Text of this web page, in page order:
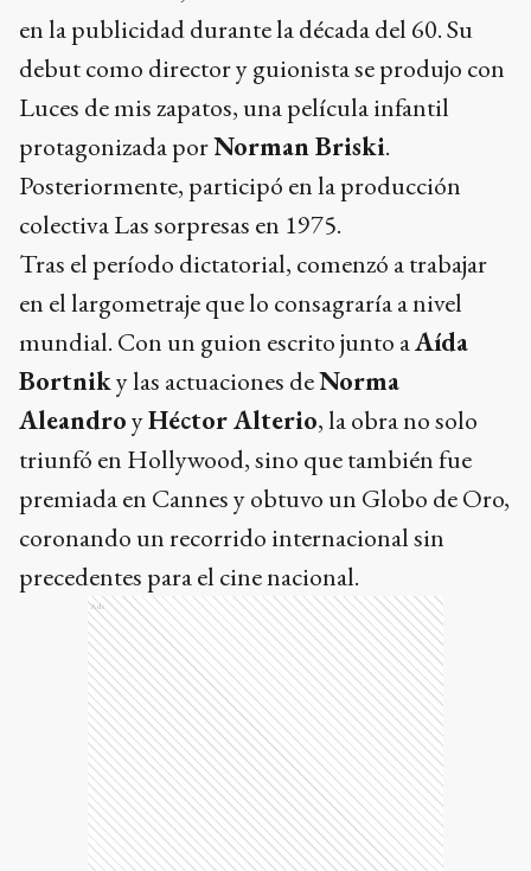
en la publicidad durante la década del 60. Su
debut como director y guionista se produjo con
Luces de mis zapatos, una película infantil
protagonizada porNorman Briski.
Posteriormente, participó en la producción
colectiva Las sorpresas en 1975.
Tras el período dictatorial, comenzó a trabajar
en el largometraje que lo consagraría a nivel
mundial. Con un guion escrito junto aAída
Bortniky las actuaciones deNorma
AleandroyHéctor Alterio, la obra no solo
triunfó en Hollywood, sino que también fue
premiada en Cannes y obtuvo un Globo de Oro,
coronando un recorrido internacional sin
precedentes para el cine nacional.
Ads